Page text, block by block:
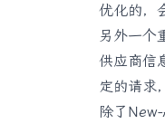
优化的，
另外一个
供应商信
定的请求
除了